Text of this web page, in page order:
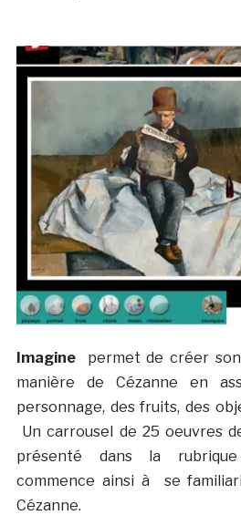
Imaginepermet de créer
manière de Cézanne en
personnage, des fruits, des
Un carrousel de 25 oeuvres
présenté dans la
commence ainsi à se
Cézanne.